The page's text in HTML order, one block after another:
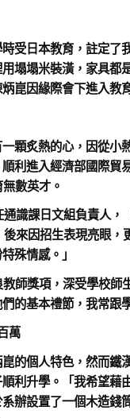
受日本教育，註定
塌塌米裝潢，家具
崑因緣際會下進入教
顆炙熱的心，因從
利進入經濟部國際貿
數英才。
識課日文組負責人
來因招生表現亮眼
殊情感。」
師獎項，深受學校
的基本禮節，我常跟
萬
的個人特色，然而
利升學。「我希望
辦設置了一個木造